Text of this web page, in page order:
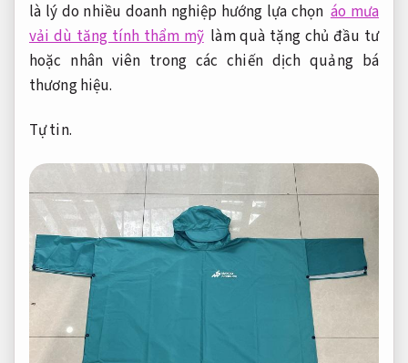
là lý do nhiều doanh nghiệp hướng lựa chọn áo mưa
vải dù tăng tính thẩm mỹ làm quà tặng chủ đầu tư
hoặc nhân viên trong các chiến dịch quảng bá
thương hiệu.
Tự tin.